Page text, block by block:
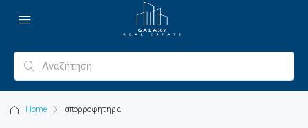
Home απορροφητήρα